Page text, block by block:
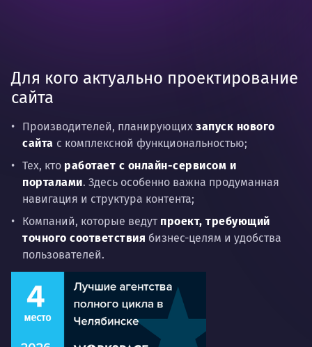
Для кого актуально проектирование
сайта
Производителей, планирующих запуск нового
сайта с комплексной функциональностью;
Тех, кто работает с онлайн-сервисом и
порталами. Здесь особенно важна продуманная
навигация и структура контента;
Компаний, которые ведут проект, требующий
точного соответствия бизнес-целям и удобства
пользователей.